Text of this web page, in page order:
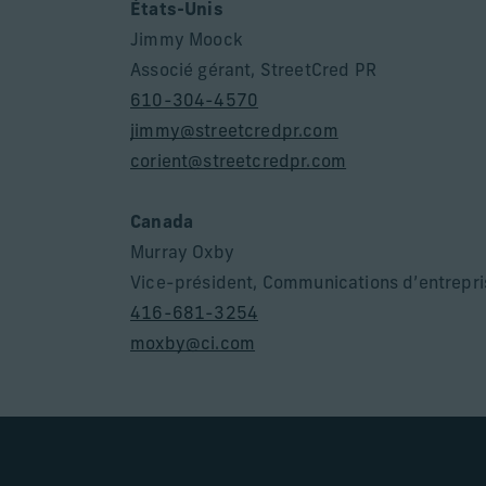
États-Unis
Jimmy Moock
Associé gérant, StreetCred PR
610-304-4570
jimmy@streetcredpr.com
corient@streetcredpr.com
Canada
Murray Oxby
Vice-président, Communications
416-681-3254
moxby@ci.com